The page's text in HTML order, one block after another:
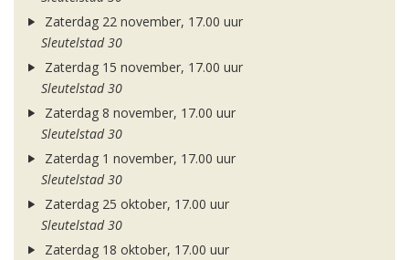
Zaterdag 22 november, 17.00 uur
Sleutelstad 30
Zaterdag 15 november, 17.00 uur
Sleutelstad 30
Zaterdag 8 november, 17.00 uur
Sleutelstad 30
Zaterdag 1 november, 17.00 uur
Sleutelstad 30
Zaterdag 25 oktober, 17.00 uur
Sleutelstad 30
Zaterdag 18 oktober, 17.00 uur